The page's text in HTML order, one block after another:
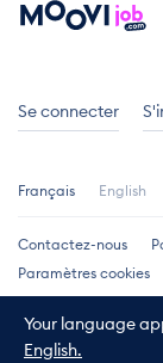
Se connecter
Français English
Contactez-nous
Paramètres cookies
Your language
English.